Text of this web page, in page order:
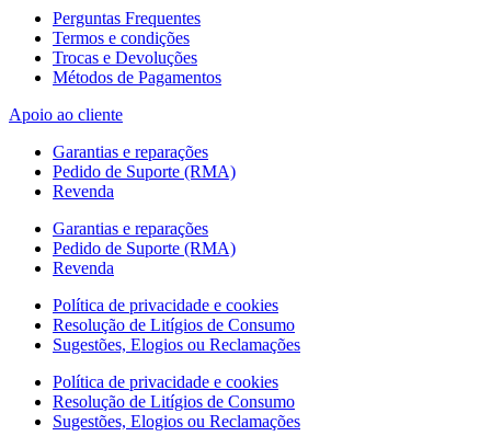
Perguntas Frequentes
Termos e condições
Trocas e Devoluções
Métodos de Pagamentos
Apoio ao cliente
Garantias e reparações
Pedido de Suporte (RMA)
Revenda
Garantias e reparações
Pedido de Suporte (RMA)
Revenda
Política de privacidade e cookies
Resolução de Litígios de Consumo
Sugestões, Elogios ou Reclamações
Política de privacidade e cookies
Resolução de Litígios de Consumo
Sugestões, Elogios ou Reclamações